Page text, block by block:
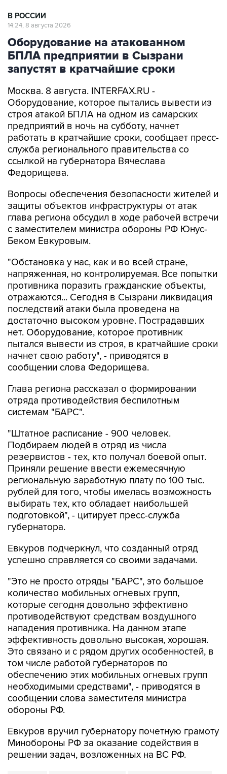
В РОССИИ
14:24, 8 августа 2026
Оборудование на атакованном
БПЛА предприятии в Сызрани
запустят в кратчайшие сроки
Москва. 8 августа. INTERFAX.RU -
Оборудование, которое пытались вывести из
строя атакой БПЛА на одном из самарских
предприятий в ночь на субботу, начнет
работать в кратчайшие сроки, сообщает пресс-
служба регионального правительства со
ссылкой на губернатора Вячеслава
Федорищева.
Вопросы обеспечения безопасности жителей и
защиты объектов инфраструктуры от атак
глава региона обсудил в ходе рабочей встречи
с заместителем министра обороны РФ Юнус-
Беком Евкуровым.
"Обстановка у нас, как и во всей стране,
напряженная, но контролируемая. Все попытки
противника поразить гражданские объекты,
отражаются... Сегодня в Сызрани ликвидация
последствий атаки была проведена на
достаточно высоком уровне. Пострадавших
нет. Оборудование, которое противник
пытался вывести из строя, в кратчайшие сроки
начнет свою работу", - приводятся в
сообщении слова Федорищева.
Глава региона рассказал о формировании
отряда противодействия беспилотным
системам "БАРС".
"Штатное расписание - 900 человек.
Подбираем людей в отряд из числа
резервистов - тех, кто получал боевой опыт.
Приняли решение ввести ежемесячную
региональную заработную плату по 100 тыс.
рублей для того, чтобы имелась возможность
выбирать тех, кто обладает наибольшей
подготовкой", - цитирует пресс-служба
губернатора.
Евкуров подчеркнул, что созданный отряд
успешно справляется со своими задачами.
"Это не просто отряды "БАРС", это большое
количество мобильных огневых групп,
которые сегодня довольно эффективно
противодействуют средствам воздушного
нападения противника. На данном этапе
эффективность довольно высокая, хорошая.
Это связано и с рядом других особенностей, в
том числе работой губернаторов по
обеспечению этих мобильных огневых групп
необходимыми средствами", - приводятся в
сообщении слова заместителя министра
обороны РФ.
Евкуров вручил губернатору почетную грамоту
Минобороны РФ за оказание содействия в
решении задач, возложенных на ВС РФ.